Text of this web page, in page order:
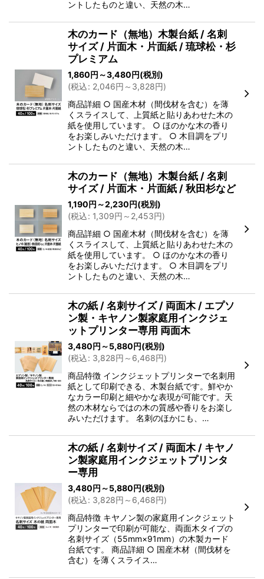
ントしたものと違い、天然の木…
木のカード（無地）木製台紙 / 名刺
サイズ / 片面木・片面紙 / 琉球松・杉
プレミアム
1,860円 ～3,480円(税別)
(税込: 2,046円 ～3,828円)
商品詳細 ○ 国産木材（間伐材を含む）を薄
くスライスして、上質紙と貼りあわせた木の
紙を使用しています。 ○ ほのかな木の香り
をお楽しみいただけます。 ○ 木目調をプリ
ントしたものと違い、天然の木…
木のカード（無地）木製台紙 / 名刺
サイズ / 片面木・片面紙 / 秋田杉など
1,190円 ～2,230円(税別)
(税込: 1,309円 ～2,453円)
商品詳細 ○ 国産木材（間伐材を含む）を薄
くスライスして、上質紙と貼りあわせた木の
紙を使用しています。 ○ ほのかな木の香り
をお楽しみいただけます。 ○ 木目調をプリ
ントしたものと違い、天然の木…
木の紙 / 名刺サイズ / 両面木 / エプソ
ン製・キヤノン製家庭用インクジェ
ットプリンター専用 両面木
3,480円 ～5,880円(税別)
(税込: 3,828円 ～6,468円)
商品特徴 インクジェットプリンターで名刺用
紙として印刷できる、木製台紙です。鮮やか
なカラー印刷と細やかな表現が可能です。天
然の木材ならではの木の質感や香りをお楽し
みいただけます。 名刺のほかにも、…
木の紙 / 名刺サイズ / 両面木 / キヤノ
ン製家庭用インクジェットプリンタ
ー専用
3,480円 ～5,880円(税別)
(税込: 3,828円 ～6,468円)
商品特徴 キヤノン製の家庭用インクジェット
プリンターで印刷が可能な、両面木タイプの
名刺サイズ（55mm×91mm）の木製カード
台紙です。 商品詳細 ○ 国産木材（間伐材を
含む）を薄くスライス…